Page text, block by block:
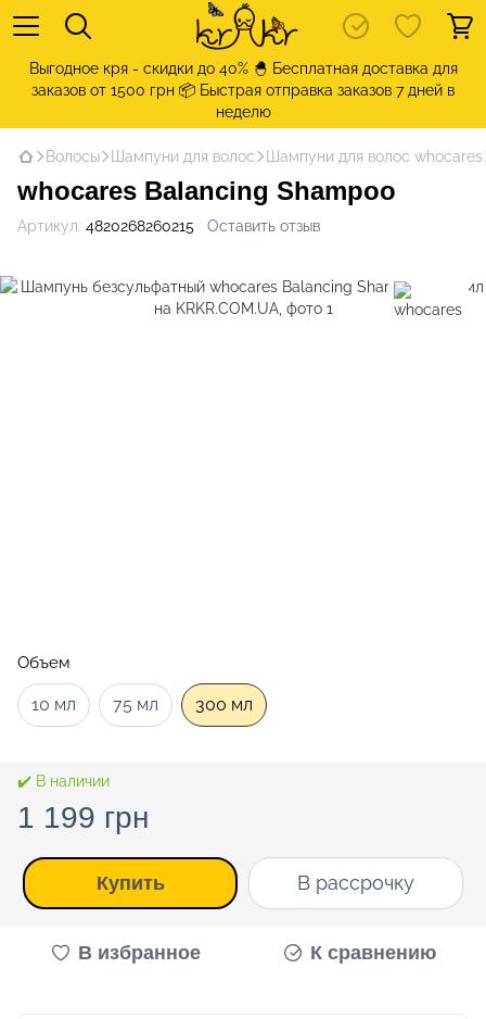
Выгодное кря - скидки до 40% 🐣 Бесплатная доставка для
заказов от 1500 грн 📦 Быстрая отправка заказов 7 дней в
неделю
Волосы Шампуни для волос Шампуни для волос whocares
whocares Balancing Shampoo
Артикул: 4820268260215 Оставить отзыв
Объем
10 мл 75 мл 300 мл
✔️ В наличии
1 199 грн
Купить В рассрочку
В избранное К сравнению